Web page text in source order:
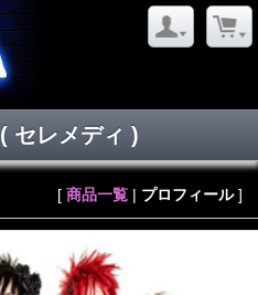
( セレメディ )
[ 商品一覧 | プロフィール]